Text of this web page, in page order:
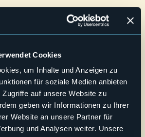
Cookies
um Inhalte und Anzeigen zu
für soziale Medien anbieten
auf unsere Website zu
geben wir Informationen zu Ihrer
Website an unsere Partner für
und Analysen weiter. Unsere
mit der Organisation, nur